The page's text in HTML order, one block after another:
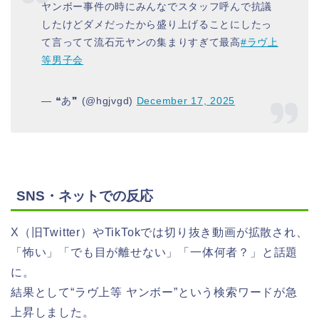
ヤンボー事件の時にみんなでスタッフ呼んで抗議
したけどダメだったから盛り上げることにしたっ
て言ってて流石元ヤンの集まりすぎて最高#ラヴ上
等男子会
— ❝あ❞ (@hgjvgd) December 17, 2025
SNS・ネットでの反応
X（旧Twitter）やTikTokでは切り抜き動画が拡散され、
「怖い」「でも目が離せない」「一体何者？」と話題
に。
結果として“ラヴ上等 ヤンボー”という検索ワードが急
上昇しました。